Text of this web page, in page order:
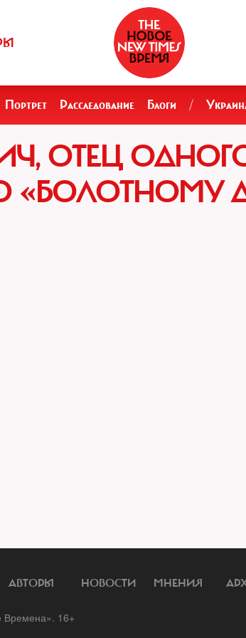
Портрет Расследование Блоги /
ОТЕЦ
«БОЛОТНОМУ
АВТОРЫ НОВОСТИ МНЕНИЯ
16+